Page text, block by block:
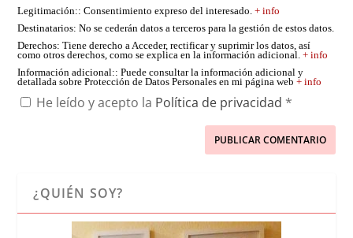
Legitimación:: Consentimiento expreso del interesado.+ info
Destinatarios: No se cederán datos a terceros para la gestión de estos datos.
Derechos: Tiene derecho a Acceder, rectificar y suprimir los datos, así
como otros derechos, como se explica en la información adicional.+ info
Información adicional:: Puede consultar la información adicional y
detallada sobre Protección de Datos Personales en mi página web+ info
He leído y acepto la Política de privacidad *
¿QUIÉN SOY?